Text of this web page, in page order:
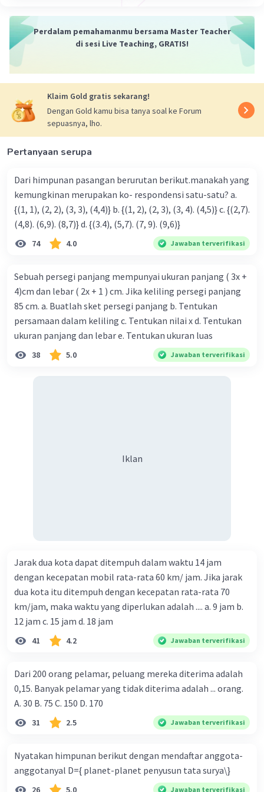
Perdalam pemahamanmu bersama Master Teacher
di sesi Live Teaching, GRATIS!
Klaim Gold gratis sekarang!
Dengan Gold kamu bisa tanya soal ke Forum
sepuasnya, lho.
Pertanyaan serupa
Dari himpunan pasangan berurutan berikut.manakah yang
kemungkinan merupakan ko- respondensi satu-satu? a.
{(1, 1), (2, 2), (3, 3), (4,4)} b. {(1, 2), (2, 3), (3, 4). (4,5)} c. {(2,7).
(4,8). (6,9). (8,7)} d. {(3.4), (5,7). (7, 9). (9,6)}
74 4.0 Jawaban terverifikasi
Sebuah persegi panjang mempunyai ukuran panjang ( 3x +
4)cm dan lebar ( 2x + 1 ) cm. Jika keliling persegi panjang
85 cm. a. Buatlah sket persegi panjang b. Tentukan
persamaan dalam keliling c. Tentukan nilai x d. Tentukan
ukuran panjang dan lebar e. Tentukan ukuran luas
38 5.0 Jawaban terverifikasi
Iklan
Jarak dua kota dapat ditempuh dalam waktu 14 jam
dengan kecepatan mobil rata-rata 60 km/ jam. Jika jarak
dua kota itu ditempuh dengan kecepatan rata-rata 70
km/jam, maka waktu yang diperlukan adalah .... a. 9 jam b.
12 jam c. 15 jam d. 18 jam
41 4.2 Jawaban terverifikasi
Dari 200 orang pelamar, peluang mereka diterima adalah
0,15. Banyak pelamar yang tidak diterima adalah ... orang.
A. 30 B. 75 C. 150 D. 170
31 2.5 Jawaban terverifikasi
Nyatakan himpunan berikut dengan mendaftar anggota-
anggotanyal D={ planet-planet penyusun tata surya\}
26 5.0 Jawaban terverifikasi